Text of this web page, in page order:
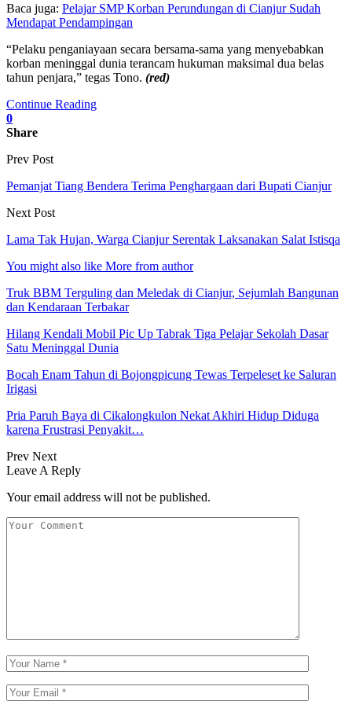
Baca juga: Pelajar SMP Korban Perundungan di Cianjur Sudah
Mendapat Pendampingan
“Pelaku penganiayaan secara bersama-sama yang menyebabkan
korban meninggal dunia terancam hukuman maksimal dua belas
tahun penjara,” tegas Tono. (red)
Continue Reading
0
Share
Prev Post
Pemanjat Tiang Bendera Terima Penghargaan dari Bupati Cianjur
Next Post
Lama Tak Hujan, Warga Cianjur Serentak Laksanakan Salat Istisqa
You might also like More from author
Truk BBM Terguling dan Meledak di Cianjur, Sejumlah Bangunan
dan Kendaraan Terbakar
Hilang Kendali Mobil Pic Up Tabrak Tiga Pelajar Sekolah Dasar
Satu Meninggal Dunia
Bocah Enam Tahun di Bojongpicung Tewas Terpeleset ke Saluran
Irigasi
Pria Paruh Baya di Cikalongkulon Nekat Akhiri Hidup Diduga
karena Frustrasi Penyakit…
Prev Next
Leave A Reply
Your email address will not be published.